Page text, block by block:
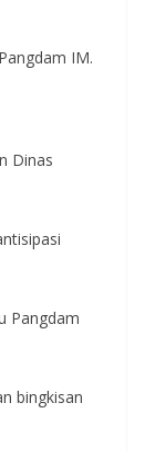
IM.
Dinas
Pangdam
bingkisan